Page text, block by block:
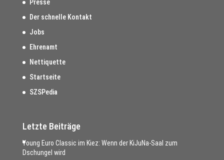
Presse
Der schnelle Kontakt
Jobs
Ehrenamt
Nettiquette
Startseite
SZSPedia
Letzte Beiträge
Young Euro Classic im Kiez: Wenn der KiJuNa-Saal zum
Dschungel wird